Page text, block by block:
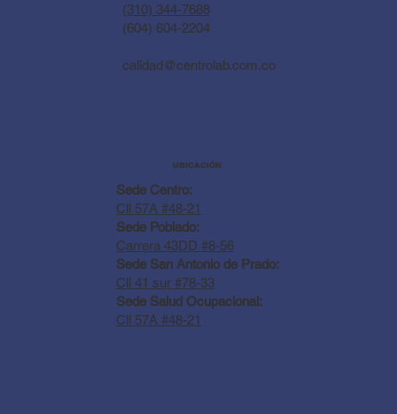
(310) 344-7688
(604) 604-2204
calidad@centrolab.com.co
UBICACIÓN
Sede Centro:
Cll 57A #48-21
Sede Poblado:
Carrera 43DD #8-56
Sede San Antonio de Prado:
Cll 41 sur #78-33
Sede Salud Ocupacional:
Cll 57A #48-21